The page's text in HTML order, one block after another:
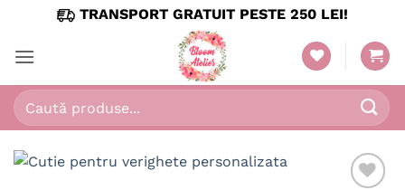
content
TRANSPORT GRATUIT PESTE 250 LEI!
Caută
după: